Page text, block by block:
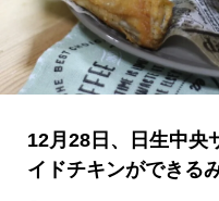
12月28日、日生中央
イドチキンができる